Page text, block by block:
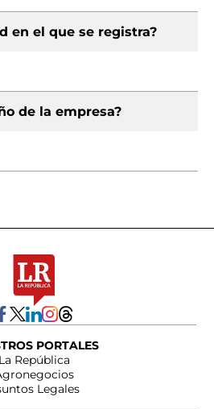
en el que se registra?
de la empresa?
PORTALES
La República
Legales